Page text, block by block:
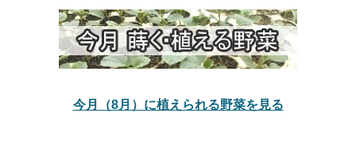
今月（8月）に植えられる野菜を見る